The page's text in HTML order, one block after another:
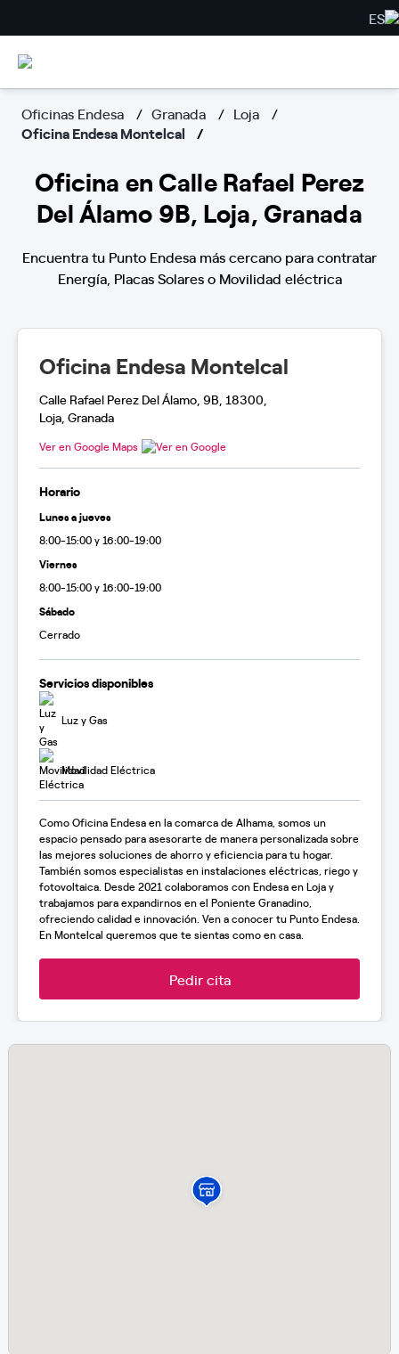
ES
Oficinas Endesa Granada
Loja
Oficina Endesa Montelcal
Oficina en Calle Rafael Perez
Del Álamo 9B, Loja, Granada
Encuentra tu Punto Endesa más cercano para contratar
Energía, Placas Solares o Movilidad eléctrica
Oficina Endesa Montelcal
Calle Rafael Perez Del Álamo, 9B, 18300,
Loja, Granada
Ver en Google Maps
Horario
Lunes a jueves
8:00-15:00 y 16:00-19:00
Viernes
8:00-15:00 y 16:00-19:00
Sábado
Cerrado
Servicios disponibles
Luz y Gas
Movilidad Eléctrica
Como Oficina Endesa en la comarca de Alhama, somos un
espacio pensado para asesorarte de manera personalizada sobre
las mejores soluciones de ahorro y eficiencia para tu hogar.
También somos especialistas en instalaciones eléctricas, riego y
fotovoltaica. Desde 2021 colaboramos con Endesa en Loja y
trabajamos para expandirnos en el Poniente Granadino,
ofreciendo calidad e innovación. Ven a conocer tu Punto Endesa.
En Montelcal queremos que te sientas como en casa.
Pedir cita